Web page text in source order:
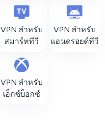
VPN สำหรับ
สมาร์ททีวี
VPN สำหรับ
แอนดรอยด์ทีวี
VPN สำหรับ
เอ็กซ์บ็อกซ์